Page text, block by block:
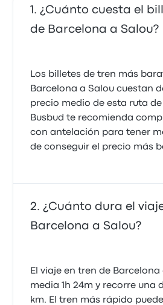
¿Cuánto cuesta el
de Barcelona a Salou?
Los billetes de tren más
Barcelona a Salou cuestan
precio medio de esta ruta de
Busbud te recomienda
con antelación para tener
de conseguir el precio más
¿Cuánto dura el
Barcelona a Salou?
El viaje en tren de
media 1h 24m y recorre una
km. El tren más rápido